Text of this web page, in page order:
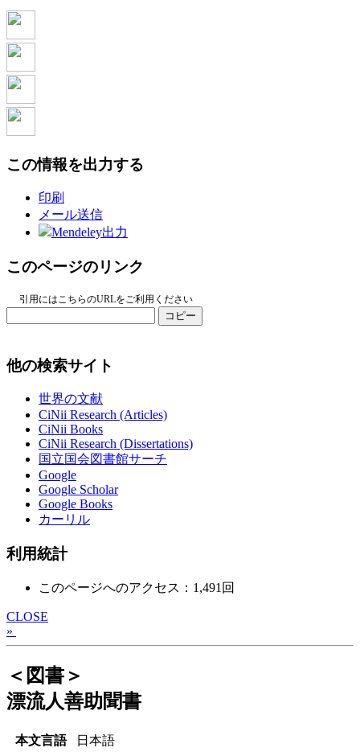
この情報を出力する
印刷
メール送信
Mendeley出力
このページのリンク
引用にはこちらのURLをご利用ください
コピー
他の検索サイト
世界の文献
CiNii Research (Articles)
CiNii Books
CiNii Research (Dissertations)
国立国会図書館サーチ
Google
Google Scholar
Google Books
カーリル
利用統計
このページへのアクセス：1,491回
CLOSE
»
＜図書＞
漂流人善助聞書
本文言語
日本語